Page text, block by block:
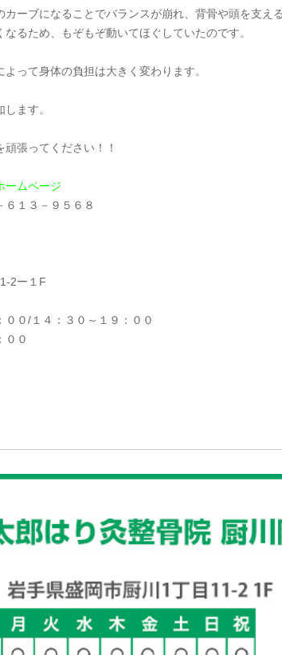
ーブになることでバランスが崩れ、背骨や頭を支え
るため、もぞもぞ動いてほぐしていたのです。
って身体の負担は大きく変わります。
ます。
張ってください！！
ームページ
６１３－９５６８
2ー１F
００/１４：３０～１９：００
００